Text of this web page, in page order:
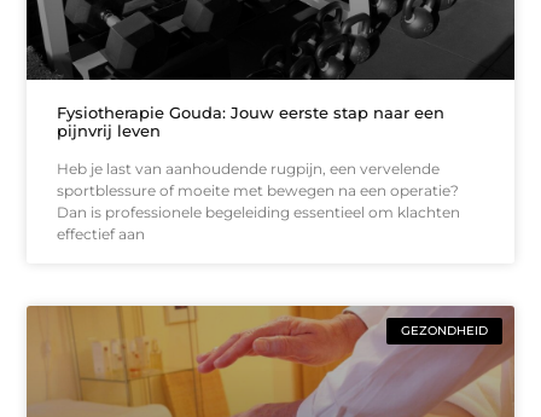
Fysiotherapie Gouda: Jouw eerste stap naar een
pijnvrij leven
Heb je last van aanhoudende rugpijn, een vervelende
sportblessure of moeite met bewegen na een operatie?
Dan is professionele begeleiding essentieel om klachten
effectief aan
GEZONDHEID